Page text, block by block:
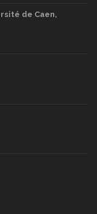
de Caen,